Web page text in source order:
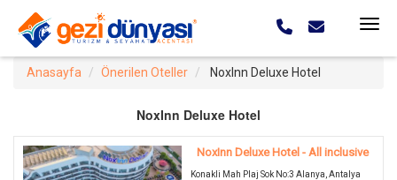
Anasayfa Önerilen Oteller NoxInn Deluxe Hotel
NoxInn Deluxe Hotel
NoxInn Deluxe Hotel - All inclusive
Konakli Mah Plaj Sok No:3 Alanya, Antalya